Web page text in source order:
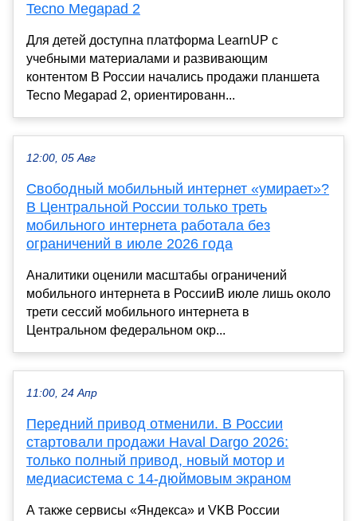
Tecno Megapad 2
Для детей доступна платформа LearnUP с
учебными материалами и развивающим
контентом В России начались продажи планшета
Tecno Megapad 2, ориентированн...
12:00, 05 Авг
Свободный мобильный интернет «умирает»?
В Центральной России только треть
мобильного интернета работала без
ограничений в июле 2026 года
Аналитики оценили масштабы ограничений
мобильного интернета в РоссииВ июле лишь около
трети сессий мобильного интернета в
Центральном федеральном окр...
11:00, 24 Апр
Передний привод отменили. В России
стартовали продажи Haval Dargo 2026:
только полный привод, новый мотор и
медиасистема с 14-дюймовым экраном
А также сервисы «Яндекса» и VKВ России